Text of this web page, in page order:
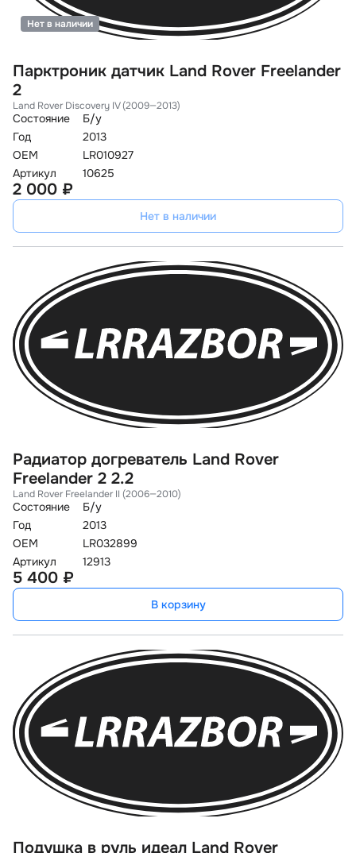
Парктроник датчик Land Rover Freelander
2
Land Rover Discovery IV (2009—2013)
Состояние
Б/у
Год
2013
OEM
LR010927
Артикул
10625
Нет в наличии
2 000 ₽
Нет в наличии
Радиатор догреватель Land Rover
Freelander 2 2.2
Land Rover Freelander II (2006—2010)
Состояние
Б/у
Год
2013
OEM
LR032899
Артикул
12913
5 400 ₽
В корзину
Подушка в руль идеал Land Rover